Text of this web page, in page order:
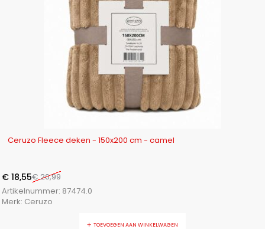
Ceruzo Fleece deken - 150x200 cm - camel
€20,99
€ 18,55
Artikelnummer: 87474.0
Merk: Ceruzo
TOEVOEGEN AAN WINKELWAGEN